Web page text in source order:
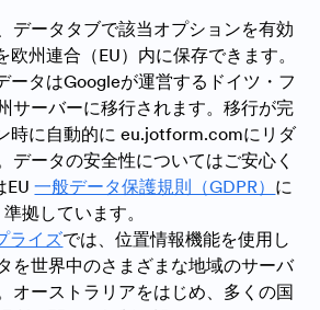
データタブで該当オプションを有効
欧州連合（EU）内に保存できます。
ータはGoogleが運営するドイツ・フ
サーバーに移行されます。移行が完
時に自動的に eu.jotform.comにリダ
データの安全性についてはご安心く
EU一般データ保護規則（GDPR） に
準拠しています。
ライズでは、位置情報機能を使用し
を世界中のさまざまな地域のサーバ
オーストラリアをはじめ、多くの国